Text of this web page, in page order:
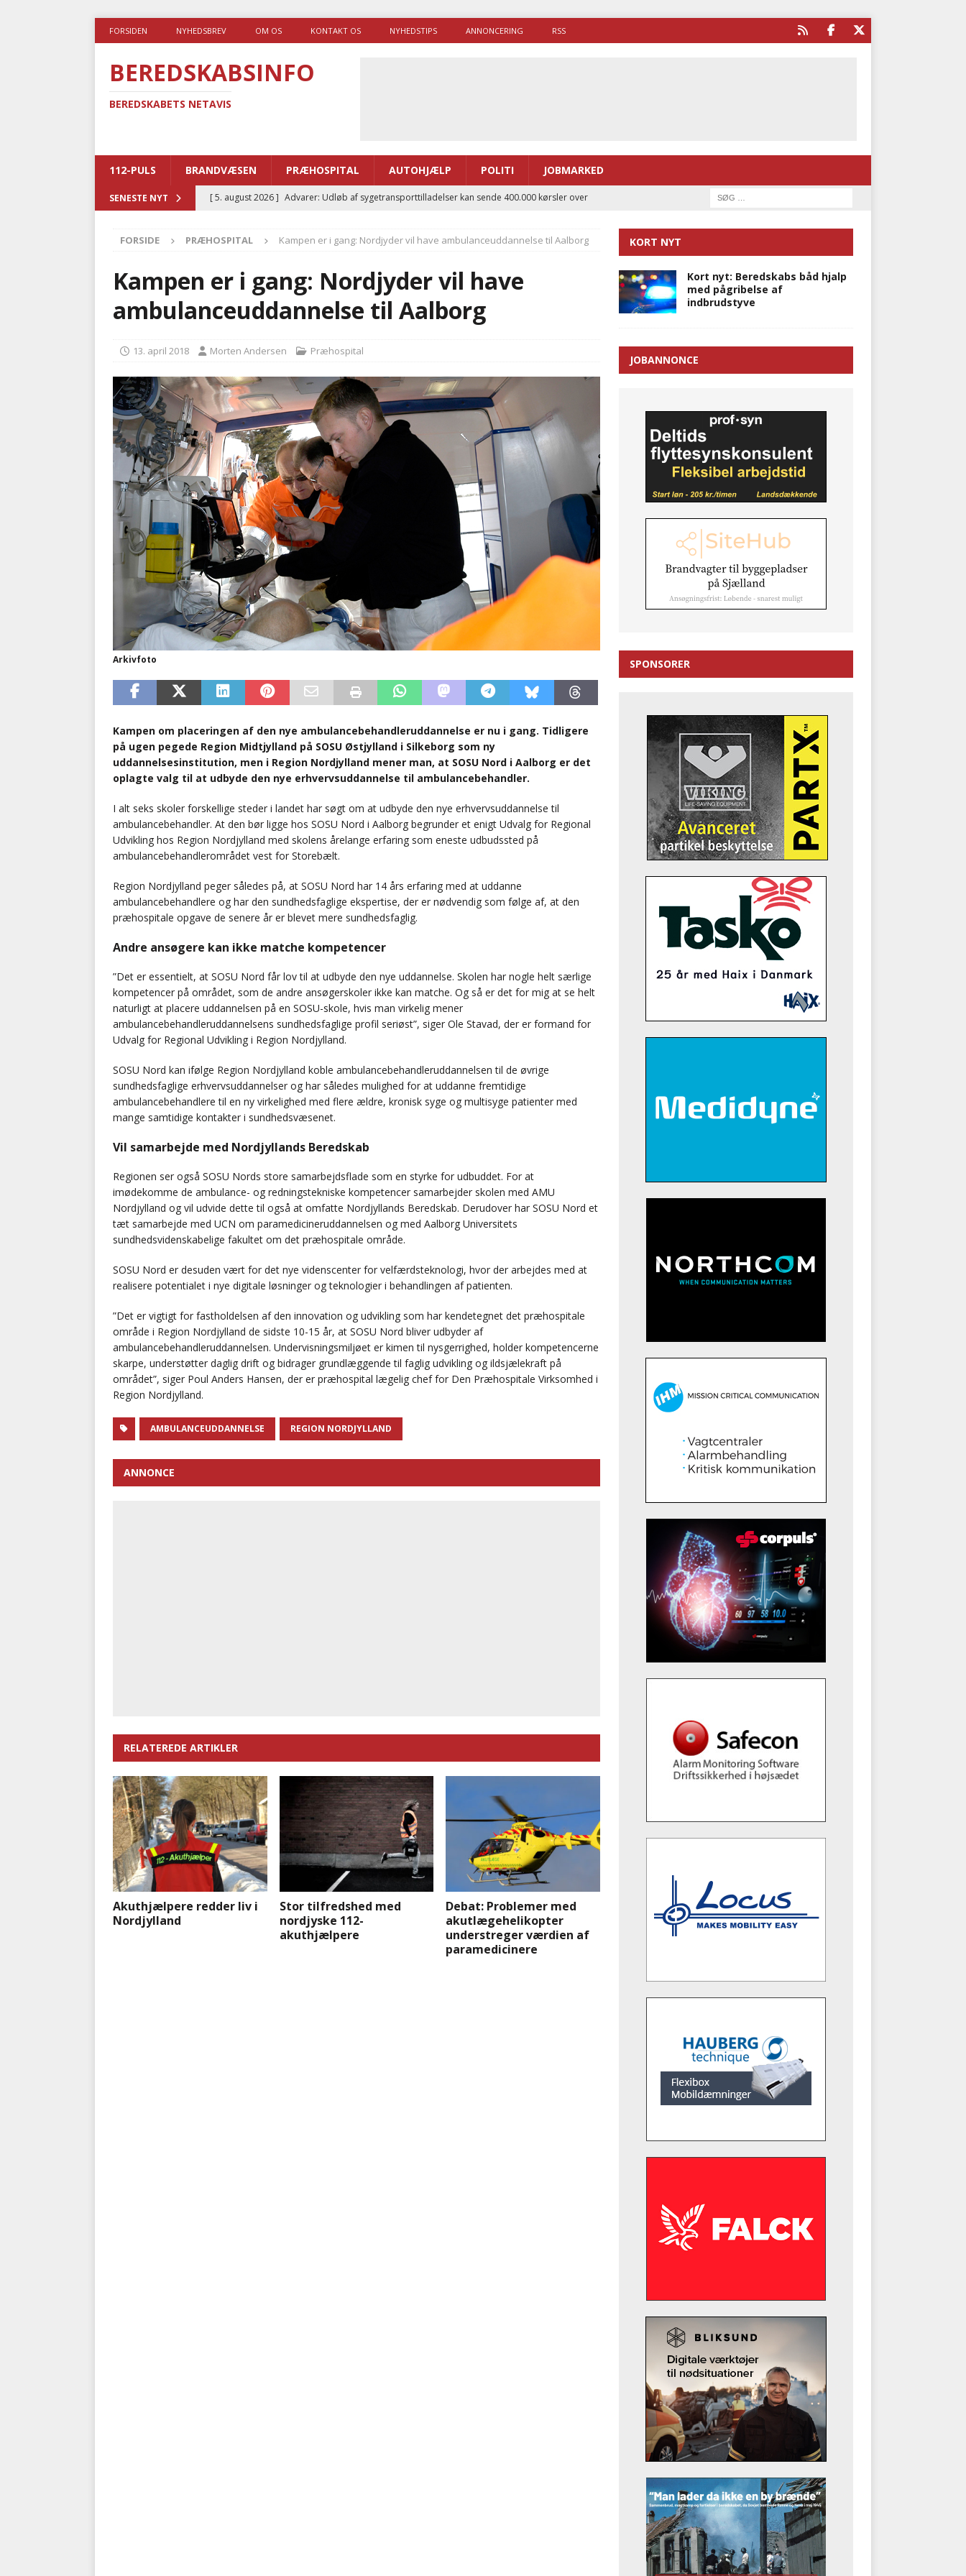
FORSIDEN NYHEDSBREV OM OS KONTAKT OS NYHEDSTIPS ANNONCERING RSS
BEREDSKABSINFO
BEREDSKABETS NETAVIS
112-PULS BRANDVÆSEN PRÆHOSPITAL AUTOHJÆLP POLITI JOBMARKED
SENESTE NYT [ 5. august 2026 ] Advarer: Udløb af sygetransporttilladelser kan sende 400.000 kørsler over
[ 5. august 2026 ] Ny ambulance og el-sygetransportvogn til Samsø
PRÆHOSPITAL
[ 4. august 2026 ]
Brandvæsenerne brugte lidt længere tid på at komme af sted i 2025
BRANDVÆSEN
[ 4. august 2026 ] Ny treårig politiuddannelse skal ruste betjentene til mere kompleks
BRANDVÆSEN
FORSIDE PRÆHOSPITAL Kampen er i gang: Nordjyder vil have ambulanceuddannelse til Aalborg
Kampen er i gang: Nordjyder vil have
ambulanceuddannelse til Aalborg
13. april 2018 Morten Andersen Præhospital
Arkivfoto
Kampen om placeringen af den nye ambulancebehandleruddannelse er nu i gang. Tidligere
på ugen pegede Region Midtjylland på SOSU Østjylland i Silkeborg som ny
uddannelsesinstitution, men i Region Nordjylland mener man, at SOSU Nord i Aalborg er det
oplagte valg til at udbyde den nye erhvervsuddannelse til ambulancebehandler.
I alt seks skoler forskellige steder i landet har søgt om at udbyde den nye erhvervsuddannelse til
ambulancebehandler. At den bør ligge hos SOSU Nord i Aalborg begrunder et enigt Udvalg for Regional
Udvikling hos Region Nordjylland med skolens årelange erfaring som eneste udbudssted på
ambulancebehandlerområdet vest for Storebælt.
Region Nordjylland peger således på, at SOSU Nord har 14 års erfaring med at uddanne
ambulancebehandlere og har den sundhedsfaglige ekspertise, der er nødvendig som følge af, at den
præhospitale opgave de senere år er blevet mere sundhedsfaglig.
Andre ansøgere kan ikke matche kompetencer
”Det er essentielt, at SOSU Nord får lov til at udbyde den nye uddannelse. Skolen har nogle helt særlige
kompetencer på området, som de andre ansøgerskoler ikke kan matche. Og så er det for mig at se helt
naturligt at placere uddannelsen på en SOSU-skole, hvis man virkelig mener
ambulancebehandleruddannelsens sundhedsfaglige profil seriøst”, siger Ole Stavad, der er formand for
Udvalg for Regional Udvikling i Region Nordjylland.
SOSU Nord kan ifølge Region Nordjylland koble ambulancebehandleruddannelsen til de øvrige
sundhedsfaglige erhvervsuddannelser og har således mulighed for at uddanne fremtidige
ambulancebehandlere til en ny virkelighed med flere ældre, kronisk syge og multisyge patienter med
mange samtidige kontakter i sundhedsvæsenet.
Vil samarbejde med Nordjyllands Beredskab
Regionen ser også SOSU Nords store samarbejdsflade som en styrke for udbuddet. For at
imødekomme de ambulance- og redningstekniske kompetencer samarbejder skolen med AMU
Nordjylland og vil udvide dette til også at omfatte Nordjyllands Beredskab. Derudover har SOSU Nord et
tæt samarbejde med UCN om paramedicineruddannelsen og med Aalborg Universitets
sundhedsvidenskabelige fakultet om det præhospitale område.
SOSU Nord er desuden vært for det nye videnscenter for velfærdsteknologi, hvor der arbejdes med at
realisere potentialet i nye digitale løsninger og teknologier i behandlingen af patienten.
”Det er vigtigt for fastholdelsen af den innovation og udvikling som har kendetegnet det præhospitale
område i Region Nordjylland de sidste 10-15 år, at SOSU Nord bliver udbyder af
ambulancebehandleruddannelsen. Undervisningsmiljøet er kimen til nysgerrighed, holder kompetencerne
skarpe, understøtter daglig drift og bidrager grundlæggende til faglig udvikling og ildsjælekraft på
området”, siger Poul Anders Hansen, der er præhospital lægelig chef for Den Præhospitale Virksomhed i
Region Nordjylland.
AMBULANCEUDDANNELSE REGION NORDJYLLAND
ANNONCE
RELATEREDE ARTIKLER
Akuthjælpere redder liv i
Nordjylland
Stor tilfredshed med
nordjyske 112-
akuthjælpere
Debat: Problemer med
akutlægehelikopter
understreger værdien af
paramedicinere
KORT NYT
Kort nyt: Beredskabs båd hjalp
med pågribelse af
indbrudstyve
JOBANNONCE
SPONSORER